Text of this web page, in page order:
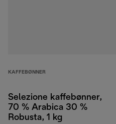
KAFFEBØNNER
Selezione kaffebønner,
70 % Arabica 30 %
Robusta, 1 kg